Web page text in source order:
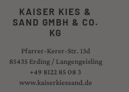
KAISER KIES &
SAND GMBH & CO.
KG
Pfarrer-Kerer-Str. 13d
85435 Erding / Langengeisling
+49 8122 85 08 3
www.kaiserkiessand.de